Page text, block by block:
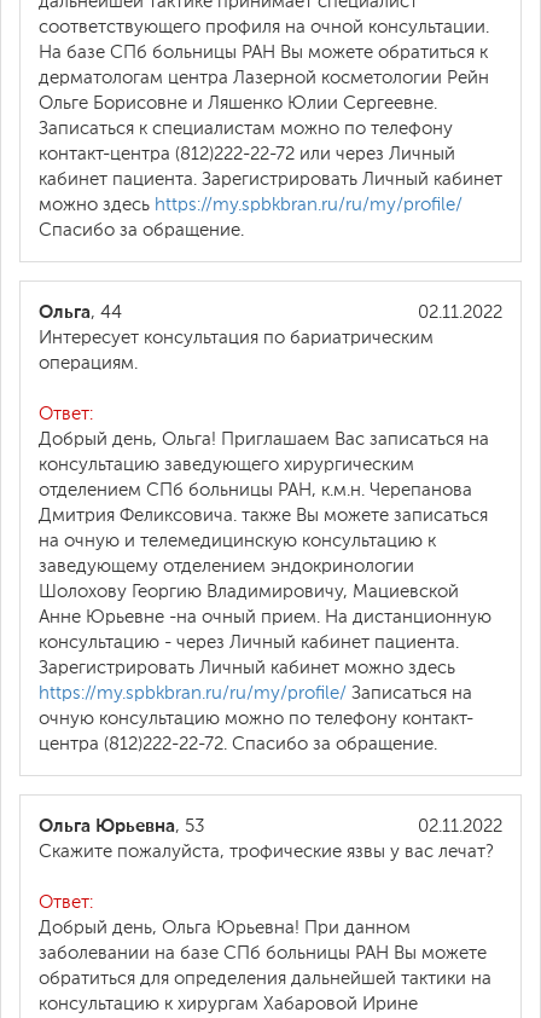
соответствующего профиля на очной консультации.
На базе СПб больницы РАН Вы можете обратиться к
дерматологам центра Лазерной косметологии Рейн
Ольге Борисовне и Ляшенко Юлии Сергеевне.
Записаться к специалистам можно по телефону
контакт-центра (812)222-22-72 или через Личный
кабинет пациента. Зарегистрировать Личный кабинет
можно здесь https://my.spbkbran.ru/ru/my/profile/
Спасибо за обращение.
02.11.2022
Ольга, 44
Интересует консультация по бариатрическим
операциям.
Ответ:
Добрый день, Ольга! Приглашаем Вас записаться на
консультацию заведующего хирургическим
отделением СПб больницы РАН, к.м.н. Черепанова
Дмитрия Феликсовича. также Вы можете записаться
на очную и телемедицинскую консультацию к
заведующему отделением эндокринологии
Шолохову Георгию Владимировичу, Мациевской
Анне Юрьевне -на очный прием. На дистанционную
консультацию - через Личный кабинет пациента.
Зарегистрировать Личный кабинет можно здесь
https://my.spbkbran.ru/ru/my/profile/ Записаться на
очную консультацию можно по телефону контакт-
центра (812)222-22-72. Спасибо за обращение.
02.11.2022
Ольга Юрьевна, 53
Скажите пожалуйста, трофические язвы у вас лечат?
Ответ:
Добрый день, Ольга Юрьевна! При данном
заболевании на базе СПб больницы РАН Вы можете
обратиться для определения дальнейшей тактики на
консультацию к хирургам Хабаровой Ирине